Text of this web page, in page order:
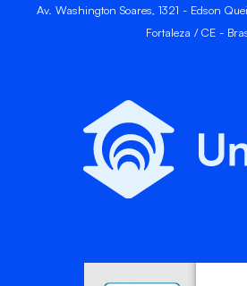
Av. Washington Soares, 1321 - Edson
Fortaleza / CE -